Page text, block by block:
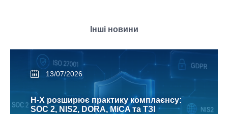
Інші новини
13/07/2026
H-X розширює практику комплаєнсу:
SOC 2, NIS2, DORA, MiCA та ТЗІ